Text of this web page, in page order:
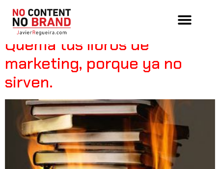
Tag:purple cow
Quema tus libros de
marketing, porque ya no
sirven.